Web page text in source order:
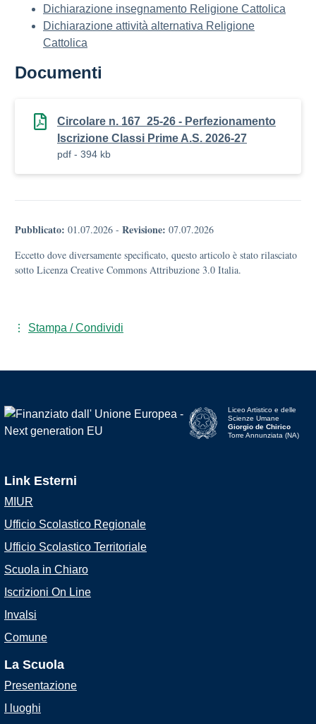
Dichiarazione insegnamento Religione Cattolica
Dichiarazione attività alternativa Religione
Cattolica
Documenti
Circolare n. 167_25-26 - Perfezionamento
Iscrizione Classi Prime A.S. 2026-27
pdf - 394 kb
Pubblicato: 01.07.2026 - Revisione: 07.07.2026
Eccetto dove diversamente specificato, questo articolo è stato rilasciato
sotto Licenza Creative Commons Attribuzione 3.0 Italia.
Stampa / Condividi
Liceo Artistico e delle
Scienze Umane
Giorgio de Chirico
Torre Annunziata (NA)
Link Esterni
MIUR
Ufficio Scolastico Regionale
Ufficio Scolastico Territoriale
Scuola in Chiaro
Iscrizioni On Line
Invalsi
Comune
La Scuola
Presentazione
I luoghi